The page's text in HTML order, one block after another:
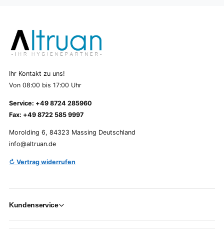
Ihr Kontakt zu uns!
Von 08:00 bis 17:00 Uhr
Service: +49 8724 285960
Fax: +49 8722 585 9997
Morolding 6, 84323 Massing Deutschland
info@altruan.de
↻ Vertrag widerrufen
Kundenservice